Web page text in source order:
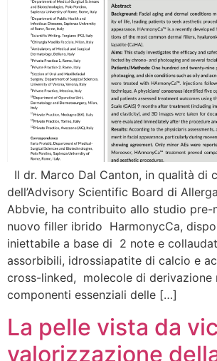
Il dr. Marco Dal Canton, in qualità di
dell’Advisory Scientific Board di
Abbvie, ha contribuito allo studio
nuovo filler ibrido HarmonycCa,
iniettabile a base di 2 note e
assorbibili, idrossiapatite di calcio e
cross-linked, molecole di derivazione
componenti essenziali delle […]
La pelle vista da
valorizzazione